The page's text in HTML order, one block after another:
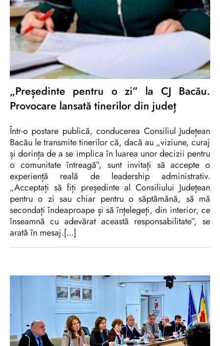
„Președinte pentru o zi” la CJ Bacău.
Provocare lansată tinerilor din județ
Într-o postare publică, conducerea Consiliul Județean
Bacău le transmite tinerilor că, dacă au „viziune, curaj
și dorința de a se implica în luarea unor decizii pentru
o comunitate întreagă”, sunt invitați să accepte o
experiență reală de leadership administrativ.
„Acceptați să fiți președinte al Consiliului Județean
pentru o zi sau chiar pentru o săptămână, să mă
secondați îndeaproape și să înțelegeți, din interior, ce
înseamnă cu adevărat această responsabilitate”, se
arată în mesaj.[...]